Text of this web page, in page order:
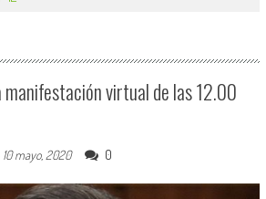
virtual de las 12.00
10 mayo, 2020 0